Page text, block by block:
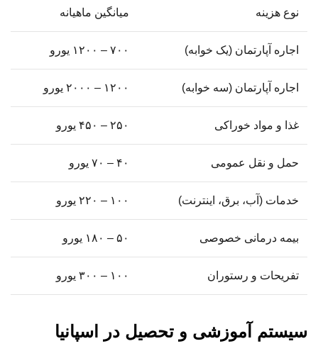
نوع هزینه میانگین ماهیانه
اجاره آپارتمان (یک خوابه) ۷۰۰ – ۱۲۰۰ یورو
اجاره آپارتمان (سه خوابه) ۱۲۰۰ – ۲۰۰۰ یورو
غذا و مواد خوراکی ۲۵۰ – ۴۵۰ یورو
حمل و نقل عمومی ۴۰ – ۷۰ یورو
خدمات (آب، برق، اینترنت) ۱۰۰ – ۲۲۰ یورو
بیمه درمانی خصوصی ۵۰ – ۱۸۰ یورو
تفریحات و رستوران ۱۰۰ – ۳۰۰ یورو
سیستم آموزشی و تحصیل در اسپانیا